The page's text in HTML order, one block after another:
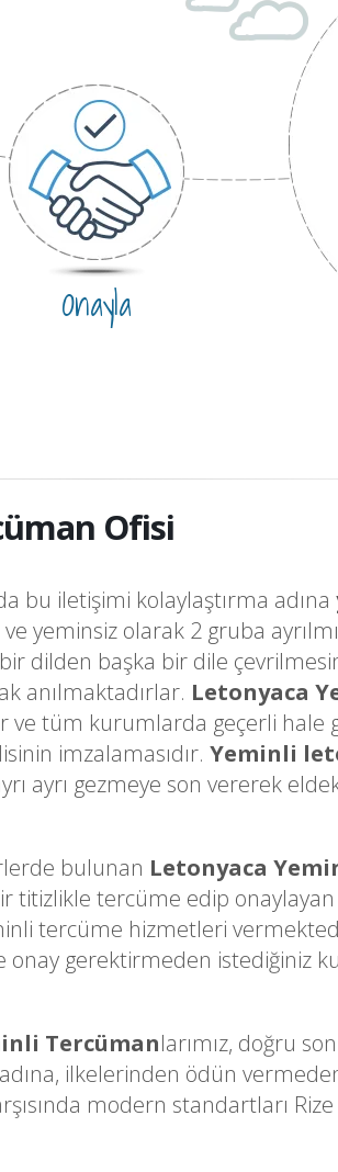
Onayla
Ofisi
bu iletişimi kolaylaştırma adına
yeminsiz olarak 2 gruba
bir dilden başka bir dile
anılmaktadırlar. Letonyaca
ve tüm kurumlarda geçerli
imzalamasıdır. Yeminli
ayrı gezmeye son vererek
bulunan Letonyaca
titizlikle tercüme edip
tercüme hizmetleri
gerektirmeden istediğiniz
Tercümanlarımız, doğru
ilkelerinden ödün
modern standartları